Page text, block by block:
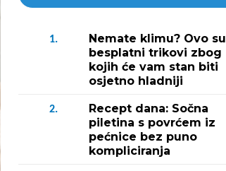
1.
Nemate klimu? Ovo su
besplatni trikovi zbog
kojih će vam stan biti
osjetno hladniji
2.
Recept dana: Sočna
piletina s povrćem iz
pećnice bez puno
kompliciranja